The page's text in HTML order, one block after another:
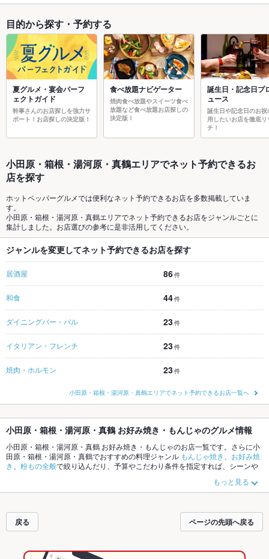
目的から探す・予約する
夏グルメ・宴会パーフ
ェクトガイド
幹事さんのお店探しを強力サ
ポート！お店探しの決定版！
食べ放題ナビゲーター
焼肉食べ放題やスイーツ食べ
放題など食べ放題お店探しの
決定版！
誕生日・記念日プ
ュース
誕生日や記念日のお祝
用したいお店を徹底リ
チ！
小田原・箱根・湯河原・真鶴エリアでネット予約できるお
店を探す
ホットペッパーグルメでは便利なネット予約できるお店を多数掲載していま
す。
小田原・箱根・湯河原・真鶴エリアでネット予約できるお店をジャンルごとに
集計しました。お店選びの参考に是非活用してください。
ジャンルを変更してネット予約できるお店を探す
居酒屋 86件
和食 44件
ダイニングバー・バル 23件
イタリアン・フレンチ 23件
焼肉・ホルモン 23件
小田原・箱根・湯河原・真鶴エリアでネット予約できるお店一覧へ
小田原・箱根・湯河原・真鶴 お好み焼き・もんじゃのグルメ情報
小田原・箱根・湯河原・真鶴 お好み焼き・もんじゃのお店一覧です。さらに小
田原・箱根・湯河原・真鶴でおすすめの料理ジャンル もんじゃ焼き
お好み焼
き
粉もの全般で絞り込んだり、予算やこだわり条件を指定すれば、シーンや
ーポンはもちろん、こだわりメニューや季節のおすすめ料理など、お店の最新
情報をご紹介しているので安心！24時間使える簡単便利なネット予約が使える
ティーにもお得に便利にホットペッパーグルメをご利用ください。
もっと見る
戻る ページの先頭へ戻る